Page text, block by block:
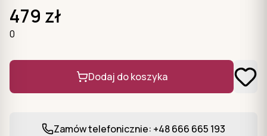
479 zł
0
Dodaj do koszyka
Zamów telefonicznie: +48 666 665 193